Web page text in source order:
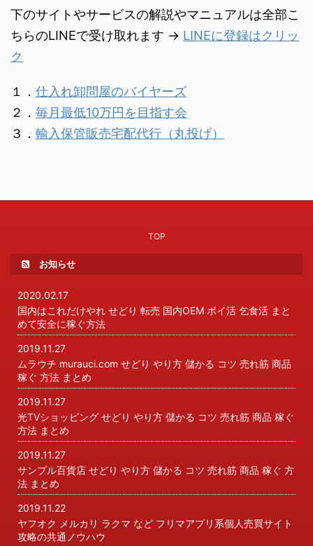
下のサイトやサービスの解説やマニュアルは全部こ
ちらのLINEで受け取れます → LINEに登録はクリッ
ク
１． 仕入れ卸問屋のバイヤーズ
２． 毎月最低10万円を目指す会
３． 輸入保管販売宅配代行（丸投げ）
TOP
お知らせ
2020.02.17
国内はこれだけやれ せどり 転売 国内OEM ポイ活 乞食活 まと
めて安全に稼ぐ方法
2019.11.27
ムラウチ murauci.com せどり やり方 儲かる コツ 売れ筋 商品
稼ぐ 方法 まとめ
2019.11.27
光TVショッピング せどり やり方 儲かる コツ 売れ筋 商品 稼ぐ
方法 まとめ
2019.11.27
サンプル百貨店 せどり やり方 儲かる コツ 売れ筋 商品 稼ぐ 方
法 まとめ
2019.11.22
ヤフオク メルカリ ラクマ など フリマアプリ系個人売買サイト
攻略の共通ノウハウ